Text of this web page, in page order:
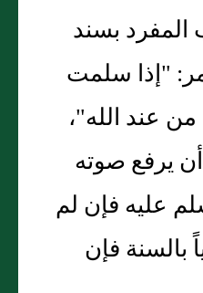
المفرد بسند
"إذا سلمت
عند الله"،
يرفع صوته
عليه فإن لم
بالسنة فإن